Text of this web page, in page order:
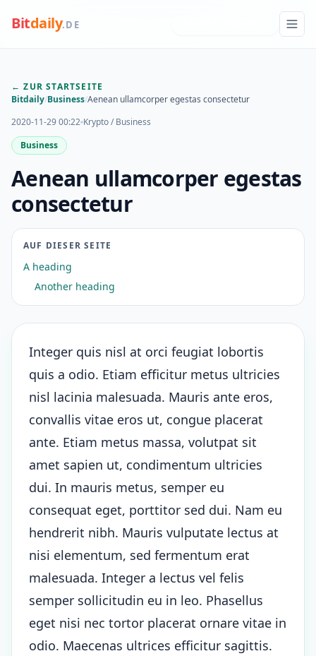
Bitdaily.DE
← ZUR STARTSEITE
Bitdaily/Business/Aenean ullamcorper egestas consectetur
2020-11-29 00:22 Krypto / Business
Business
Aenean ullamcorper egestas
consectetur
AUF DIESER SEITE
A heading
Another heading
Integer quis nisl at orci feugiat lobortis
quis a odio. Etiam efficitur metus ultricies
nisl lacinia malesuada. Mauris ante eros,
convallis vitae eros ut, congue placerat
ante. Etiam metus massa, volutpat sit
amet sapien ut, condimentum ultricies
dui. In mauris metus, semper eu
consequat eget, porttitor sed dui. Nam eu
hendrerit nibh. Mauris vulputate lectus at
nisi elementum, sed fermentum erat
malesuada. Integer a lectus vel felis
semper sollicitudin eu in leo. Phasellus
eget nisi nec tortor placerat ornare vitae in
odio. Maecenas ultrices efficitur sagittis.